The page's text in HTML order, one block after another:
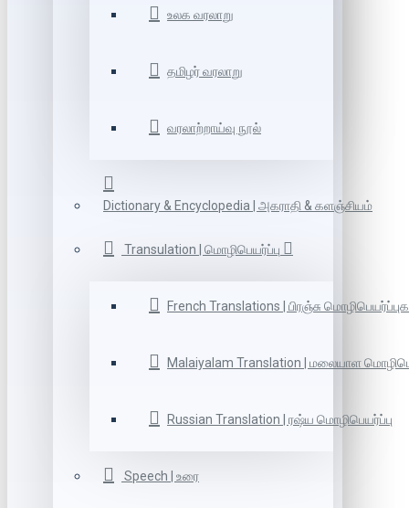
உலக வரலாறு
தமிழர் வரலாறு
வரலாற்றாய்வு நூல்
Dictionary & Encyclopedia | அகராதி & களஞ்சியம்
Transulation | மொழிபெயர்ப்பு
French Translations | பிரஞ்சு
Malaiyalam Translation | மலையாள
Russian Translation | ரஷ்ய மொழிபெயர்ப்பு
Speech | உரை